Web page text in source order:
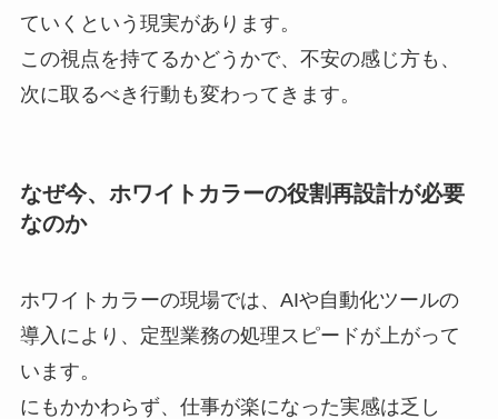
ていくという現実があります。
この視点を持てるかどうかで、不安の感じ方も、
次に取るべき行動も変わってきます。
なぜ今、ホワイトカラーの役割再設計が必要
なのか
ホワイトカラーの現場では、AIや自動化ツールの
導入により、定型業務の処理スピードが上がって
います。
にもかかわらず、仕事が楽になった実感は乏し